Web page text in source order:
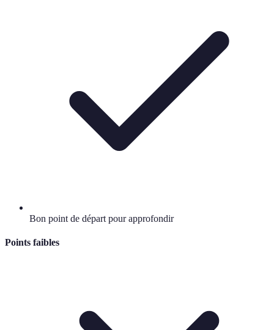
Bon point de départ pour approfondir
Points faibles